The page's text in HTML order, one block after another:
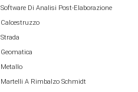
Software Di Analisi Post-Elaborazione
Calcestruzzo
Strada
Geomatica
Metallo
Martelli A Rimbalzo Schmidt